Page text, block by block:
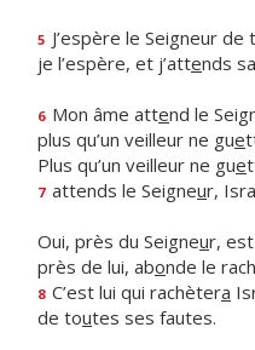
5 J’espère le Seigneur de
je l’espère, et j’attends
6 Mon âme attend le
plus qu’un veilleur ne gue
Plus qu’un veilleur ne gue
7 attends le Seigneur,
Oui, près du Seigneur, est
près de lui, abonde le
8 C’est lui qui rachètera
de toutes ses fautes.